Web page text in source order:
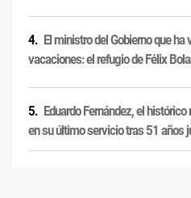
El ministro del Gobierno que
vacaciones: el refugio de Félix
Eduardo Fernández, el
en su último servicio tras 51 años